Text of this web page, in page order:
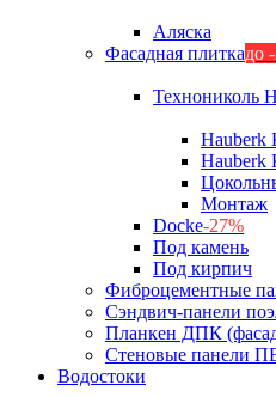
Аляска
Фасадная плиткадо
Технониколь
Hauberk
Hauberk
Монтаж
Docke-27%
Под камень
Под кирпич
Фиброцементные
Сэндвич-панели
Планкен ДПК
Стеновые панели
Водостоки